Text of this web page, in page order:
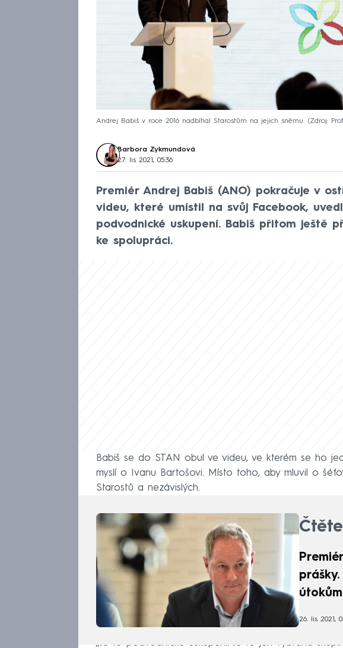
Andrej Babiš v roce 2016 nadbíhal Starostům na jejich sněmu. Zdroj:
Barbora Zykmundová
27. lis 2021, 05:36
Premiér Andrej Babiš (ANO) pokračuje v
videu, které umístil na svůj Facebook,
podvodnické uskupení. Babiš přitom ještě
ke spolupráci.
Babiš se do STAN obul ve videu, ve kterém se ho
myslí o Ivanu Bartošovi. Místo toho, aby mluvil o
Starostů a nezávislých.
26. lis 2021,
„Je to podvodnické uskupení. Je to jen vybraná